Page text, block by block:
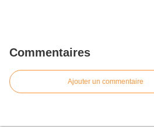
Commentaires
Ajouter un commentaire